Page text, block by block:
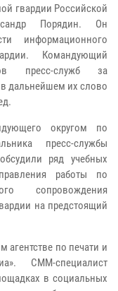
гвардии Российской
Порядин. Он
информационного
Командующий
пресс-служб за
дальнейшем их слово
округом по
пресс-службы
ряд учебных
работы по
сопровождения
на предстоящий
агентстве по печати и
СММ-специалист
в социальных